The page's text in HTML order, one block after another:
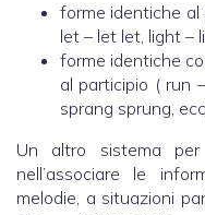
forme identiche
let – let let, light –
forme identiche
al participio ( run
sprang sprung,
Un altro sistema per
nell’associare le
melodie, a situazioni